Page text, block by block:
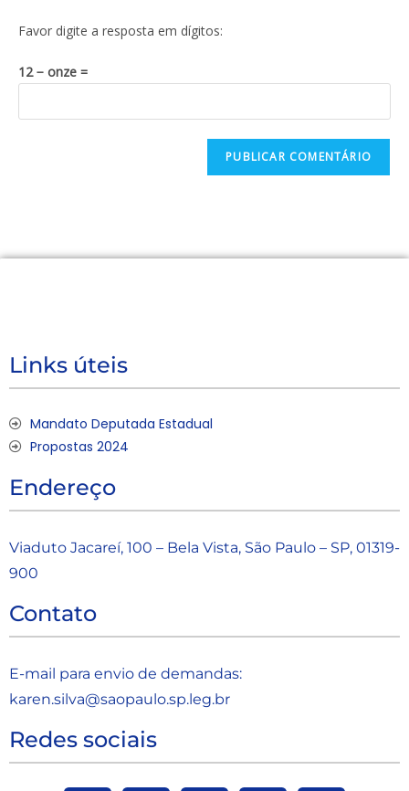
Favor digite a resposta em dígitos:
12 − onze =
Links úteis
Mandato Deputada Estadual
Propostas 2024
Endereço
Viaduto Jacareí, 100 – Bela Vista, São Paulo – SP, 01319-
900
Contato
E-mail para envio de demandas:
karen.silva@saopaulo.sp.leg.br
Redes sociais